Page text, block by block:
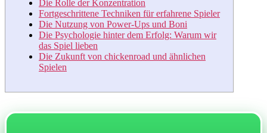
Die Rolle der Konzentration
Fortgeschrittene Techniken für erfahrene Spieler
Die Nutzung von Power-Ups und Boni
Die Psychologie hinter dem Erfolg: Warum wir
das Spiel lieben
Die Zukunft von chickenroad und ähnlichen
Spielen